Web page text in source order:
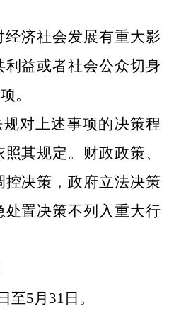
经济社会发展有重大影
益或者社会公众切身
。
对上述事项的决策程
其规定。财政政策、
决策，政府立法决策
处置决策不列入重大行
至5月31日。